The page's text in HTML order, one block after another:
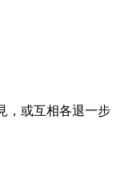
，或互相各退一步